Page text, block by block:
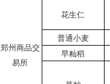
郑州商品交
易所
花生仁
普通小麦
早籼稻